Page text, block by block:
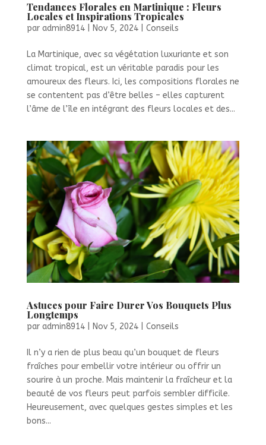
Tendances Florales en Martinique : Fleurs
Locales et Inspirations Tropicales
par admin8914| Nov 5, 2024| Conseils
La Martinique, avec sa végétation luxuriante et son
climat tropical, est un véritable paradis pour les
amoureux des fleurs. Ici, les compositions florales ne
se contentent pas d’être belles – elles capturent
l’âme de l’île en intégrant des fleurs locales et des...
Astuces pour Faire Durer Vos Bouquets Plus
Longtemps
par admin8914| Nov 5, 2024| Conseils
Il n’y a rien de plus beau qu’un bouquet de fleurs
fraîches pour embellir votre intérieur ou offrir un
sourire à un proche. Mais maintenir la fraîcheur et la
beauté de vos fleurs peut parfois sembler difficile.
Heureusement, avec quelques gestes simples et les
bons...